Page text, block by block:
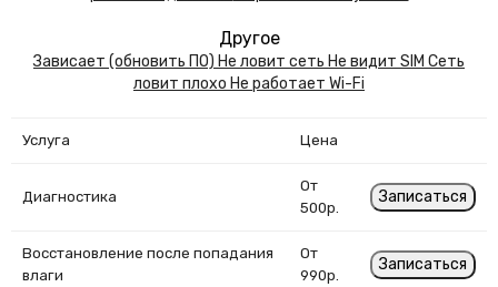
Другое
Зависает (обновить ПО) Не ловит сеть Не видит SIM Сеть
ловит плохо Не работает Wi-Fi
Услуга Цена
Диагностика
От
500р.
Записаться
Восстановление после попадания
влаги
От
990р.
Записаться